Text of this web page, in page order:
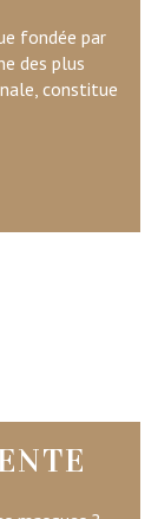
fondée par
des plus
constitue